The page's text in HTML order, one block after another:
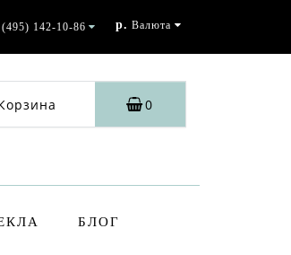
142-10-86
р. Валюта
0
БЛОГ